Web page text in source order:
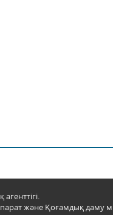
және Қоғамдық даму